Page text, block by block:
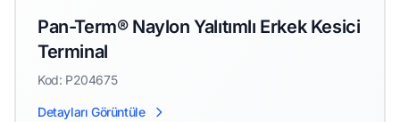
Pan-Term® Naylon Yalıtımlı Erkek Kesici
Terminal
Kod: P204675
Detayları Görüntüle